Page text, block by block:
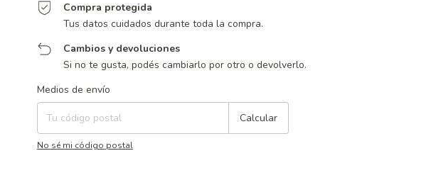
Compra protegida
Tus datos cuidados durante toda la compra.
Cambios y devoluciones
Si no te gusta, podés cambiarlo por otro o devolverlo.
Entregas para el CP:
Medios de envío
Calcular
No sé mi código postal